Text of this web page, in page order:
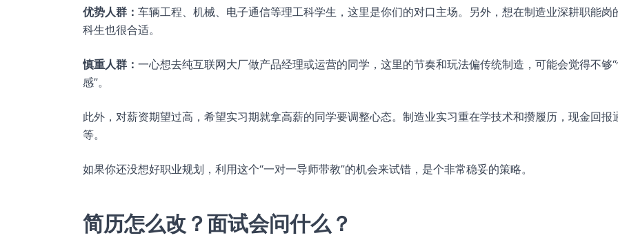
优势人群： 车辆工程、机械、电子通信等理工科学生，这里是你们的对口主场。另外，想在制造业深耕职能岗
科生也很合适。
慎重人群： 一心想去纯互联网大厂做产品经理或运营的同学，这里的节奏和玩法偏传统制造，可能会觉得不够
感”。
此外，对薪资期望过高，希望实习期就拿高薪的同学要调整心态。制造业实习重在学技术和攒履历，现金回报
等。
如果你还没想好职业规划，利用这个“一对一导师带教”的机会来试错，是个非常稳妥的策略。
简历怎么改？面试会问什么？